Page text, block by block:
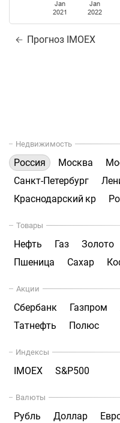
Jan
2021
Jan
2022
Прогноз IMOEX
Недвижимость
Россия Москва
Санкт-Петербург
Краснодарский кр
Товары
Нефть Газ Золото
Пшеница
Сахар
Акции
Сбербанк Газпром
Татнефть
Полюс
Индексы
IMOEX S&P500
Валюты
Рубль Доллар